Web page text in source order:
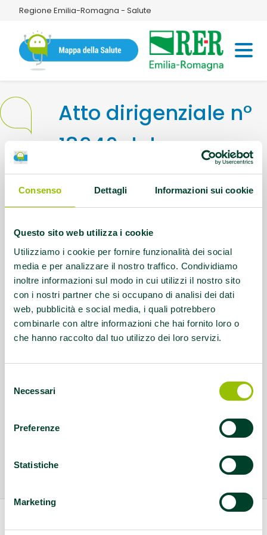
Consenso Dettagli Informazioni sui cookie
Questo sito web utilizza i cookie
Utilizziamo i cookie per fornire funzionalità dei social
media e per analizzare il nostro traffico. Condividiamo
inoltre informazioni sul modo in cui utilizzi il nostro sito
con i nostri partner che si occupano di analisi dei dati
web, pubblicità e social media, i quali potrebbero
combinarle con altre informazioni che hai fornito loro o
che hanno raccolto dal tuo utilizzo dei loro servizi.
delNecessari
Preferenze
Statistiche
Marketing
Regione Emilia-Romagna - Salute
Atto dirigenziale n°
18946 del
16/09/2024